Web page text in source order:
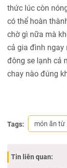
thức lúc còn
có thể hoàn
chờ gì nữa mà
cả gia đình ngay
đông se lạnh cả
chay nào đúng
Tags: món ăn từ
Tin liên quan: